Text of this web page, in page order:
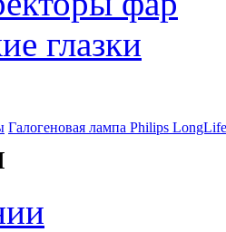
глазки
Галогеновая лампа Philips